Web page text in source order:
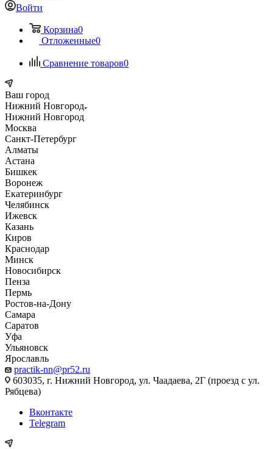
Войти
Корзина0
Отложенные0
Сравнение товаров0
Ваш город
Нижний Новгород
Нижний Новгород
Москва
Санкт-Петербург
Алматы
Астана
Бишкек
Воронеж
Екатеринбург
Челябинск
Ижевск
Казань
Киров
Краснодар
Минск
Новосибирск
Пенза
Пермь
Ростов-на-Дону
Самара
Саратов
Уфа
Ульяновск
Ярославль
practik-nn@pr52.ru
603035, г. Нижний Новгород, ул. Чаадаева, 2Г (проезд с ул.
Рябцева)
Вконтакте
Telegram